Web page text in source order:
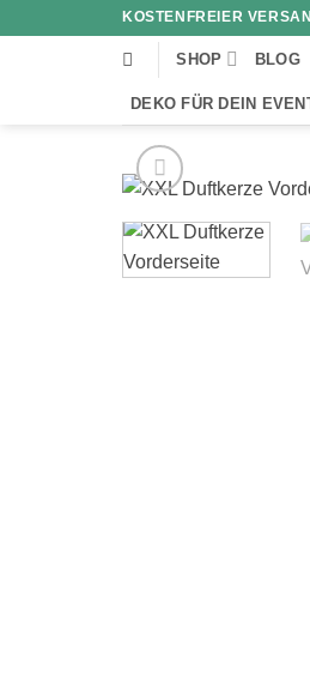
KOSTENFREIER
SHOP BLOG
DEKO FÜR DEIN